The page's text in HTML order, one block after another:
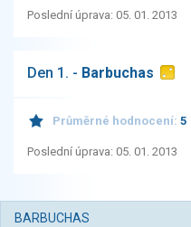
Poslední úprava: 05. 01. 2013
Den 1. - Barbuchas
Průměrné hodnocení: 5
Poslední úprava: 05. 01. 2013
BARBUCHAS